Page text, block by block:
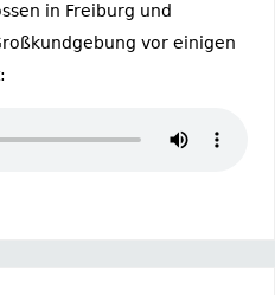
in Freiburg und
vor einigen